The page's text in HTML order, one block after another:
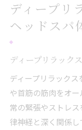
ディープリ
ヘッドスパ
ディープリラック
ディープリラック
や首筋の筋肉をオ
常の緊張やストレ
律神経と深く関係